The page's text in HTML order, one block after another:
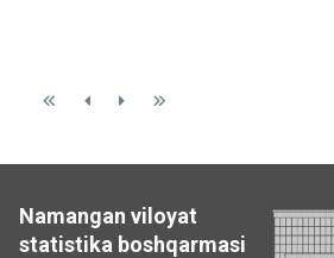
Namangan viloyat
statistika boshqarmasi